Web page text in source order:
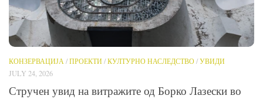
КОНЗЕРВАЦИЈА /ПРОЕКТИ/КУЛТУРНО НАСЛЕДСТВО/УВИДИ
JULY 24, 2026
Стручен увид на витражите од Борко Лазески во